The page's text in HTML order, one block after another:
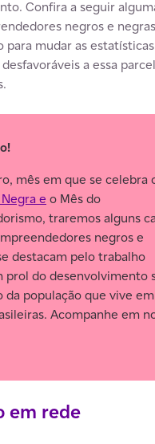
Confira a seguir
negros e
para mudar as estatísticas
a essa
mês em que se celebra
e o Mês do
traremos alguns
negros e
destacam pelo trabalho
prol do desenvolvimento
da população que vive em
Acompanhe em
em rede